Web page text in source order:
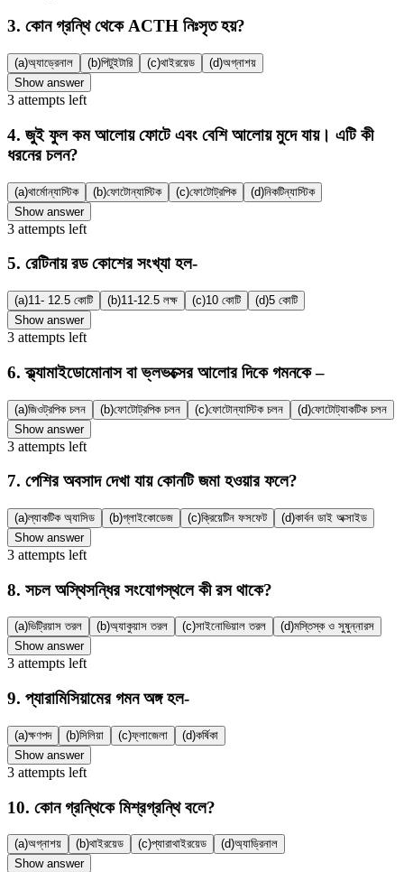
3. কোন গ্রন্থি থেকে ACTH নিঃসৃত হয়?
(a)অ্যাড্রেনাল (b)পিটুইটারি (c)থাইরয়েড (d)অগ্নাশয়
Show answer
3 attempts left
4. জুই ফুল কম আলোয় ফোটে এবং বেশি আলোয় মুদে যায়। এটি কী
ধরনের চলন?
(a)থার্মোন্যাস্টিক (b)ফোটোন্যাস্টিক (c)ফোটোট্রপিক (d)নিকটিন্যাস্টিক
Show answer
3 attempts left
5. রেটিনায় রড কোশের সংখ্যা হল-
(a)11- 12.5 কোটি (b)11-12.5 লক্ষ (c)10 কোটি (d)5 কোটি
Show answer
3 attempts left
6.ক্ল্যামাইডোমোনাস বা ভ্লভক্সের আলোর দিকে গমনকে –
(a)জিওট্রপিক চলন (b)ফোটোট্রপিক চলন (c)ফোটোন্যাস্টিক চলন (d)ফোটোট্যাকটিক চলন
Show answer
3 attempts left
7. পেশির অবসাদ দেখা যায় কোনটি জমা হওয়ার ফলে?
(a)ল্যাকটিক অ্যাসিড (b)গ্লাইকোডেজ (c)ক্রিয়েটিন ফসফেট (d)কার্বন ডাই অক্সাইড
Show answer
3 attempts left
8. সচল অস্থিসন্ধির সংযোগস্থলে কী রস থাকে?
(a)ভিট্রিয়াস তরল (b)অ্যাকুয়াস তরল (c)সাইনোভিয়াল তরল (d)মস্তিস্ক ও সুষুন্নারস
Show answer
3 attempts left
9. প্যারামিসিয়ামের গমন অঙ্গ হল-
(a)ক্ষণপদ (b)সিলিয়া (c)ফ্লাজেলা (d)কর্ষিকা
Show answer
3 attempts left
10. কোন গ্রন্থিকে মিশ্রগ্রন্থি বলে?
(a)অগ্নাশয় (b)থাইরয়েড (c)প্যারাথাইরয়েড (d)অ্যাড্রিনাল
Show answer